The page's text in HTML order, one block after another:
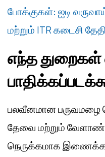
போக்குகள்: ஐடி
மற்றும் ITR கடைசி
எந்த
பலவீனமான பருவமழை
தேவை மற்றும்
நெருக்கமாக